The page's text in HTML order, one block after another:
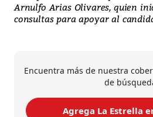
Arnulfo Arias Olivares, quien
consultas para apoyar al
Encuentra más de nuestra
de
Agrega La Estrella